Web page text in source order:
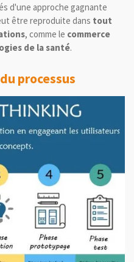
d'une approche gagnante
être reproduite dans tout
, comme le commerce
de la santé.
processus